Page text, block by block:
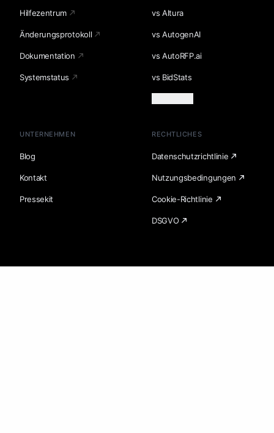
Hilfezentrum
Änderungsprotokoll
Dokumentation
Systemstatus
vs Altura
vs AutogenAI
vs AutoRFP.ai
vs BidStats
UNTERNEHMEN
Blog
Kontakt
Pressekit
RECHTLICHES
Datenschutzrichtlinie
Nutzungsbedingungen
Cookie-Richtlinie
DSGVO